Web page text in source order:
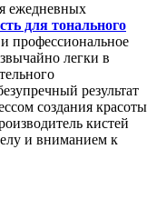
ежедневных
для тонального
профессиональное
легки в
результат
создания красоты
кистей
и вниманием к